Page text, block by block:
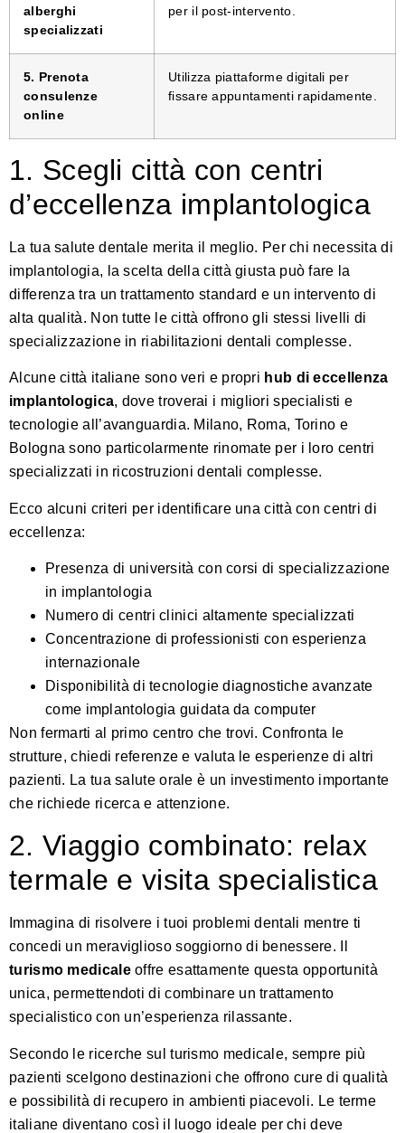
alberghi
specializzati
per il post-intervento.
5. Prenota
consulenze
online
Utilizza piattaforme digitali per
fissare appuntamenti rapidamente.
1. Scegli città con centri
d’eccellenza implantologica
La tua salute dentale merita il meglio. Per chi necessita di
implantologia, la scelta della città giusta può fare la
differenza tra un trattamento standard e un intervento di
alta qualità. Non tutte le città offrono gli stessi livelli di
specializzazione in riabilitazioni dentali complesse.
Alcune città italiane sono veri e propri hub di eccellenza
implantologica, dove troverai i migliori specialisti e
tecnologie all’avanguardia. Milano, Roma, Torino e
Bologna sono particolarmente rinomate per i loro centri
specializzati in ricostruzioni dentali complesse.
Ecco alcuni criteri per identificare una città con centri di
eccellenza:
Presenza di università con corsi di specializzazione
in implantologia
Numero di centri clinici altamente specializzati
Concentrazione di professionisti con esperienza
internazionale
Disponibilità di tecnologie diagnostiche avanzate
come implantologia guidata da computer
Non fermarti al primo centro che trovi. Confronta le
strutture, chiedi referenze e valuta le esperienze di altri
pazienti. La tua salute orale è un investimento importante
che richiede ricerca e attenzione.
2. Viaggio combinato: relax
termale e visita specialistica
Immagina di risolvere i tuoi problemi dentali mentre ti
concedi un meraviglioso soggiorno di benessere. Il
turismo medicaleoffre esattamente questa opportunità
unica, permettendoti di combinare un trattamento
specialistico con un’esperienza rilassante.
Secondo le ricerche sul turismo medicale, sempre più
pazienti scelgono destinazioni che offrono cure di qualità
e possibilità di recupero in ambienti piacevoli. Le terme
italiane diventano così il luogo ideale per chi deve